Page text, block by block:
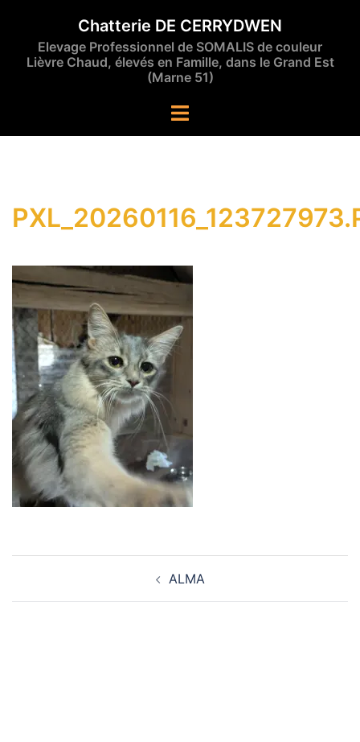
contenu
Chatterie DE CERRYDWEN
Elevage Professionnel de SOMALIS de couleur
Lièvre Chaud, élevés en Famille, dans le Grand Est
(Marne 51)
Ouvrir/fermer
ALMA